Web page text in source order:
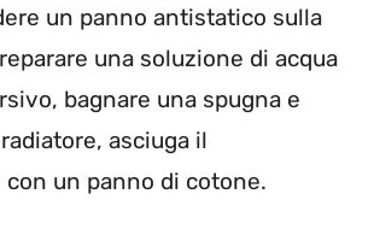
un panno antistatico sulla
una soluzione di acqua
, bagnare una spugna e
asciuga il
un panno di cotone.